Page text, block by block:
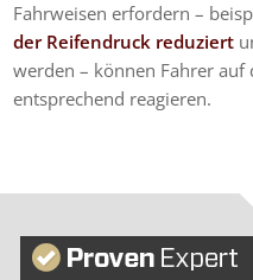
Fahrweisen erfordern –
der Reifendruck reduziert
werden – können Fahrer
entsprechend reagieren.